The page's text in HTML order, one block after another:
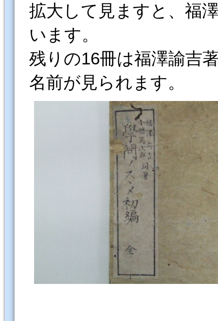
拡大して見ますと、福
います。
残りの16冊は福澤諭吉
名前が見られます。